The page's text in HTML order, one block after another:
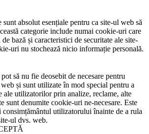
absolut esențiale pentru ca site-ul web să
categorie include numai cookie-uri care
bază și caracteristici de securitate ale site-
uri nu stochează nicio informație personală.
să nu fie deosebit de necesare pentru
și sunt utilizate în mod special pentru a
ale utilizatorilor prin analize, reclame, alte
sunt denumite cookie-uri ne-necesare. Este
utilizatorului înainte de a rula
ul dvs. web.